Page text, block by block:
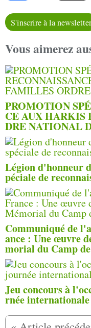
S'inscrire à la newsletter
Vous aimerez
PROMOTION
CE AUX HARKIS
DRE NATIONAL
Légion d'honneur
péciale de
Communiqué de
ance : Une œuvre
morial du Camp
Jeu concours à
rnée internationale